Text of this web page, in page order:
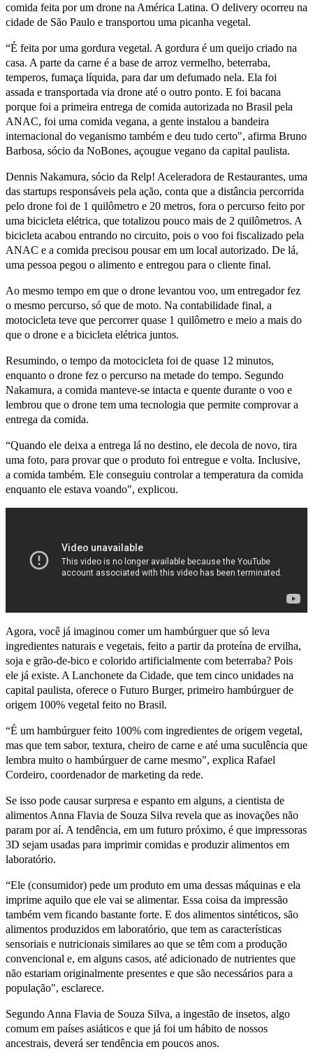
comida feita por um drone na América Latina. O delivery ocorreu na
cidade de São Paulo e transportou uma picanha vegetal.
“É feita por uma gordura vegetal. A gordura é um queijo criado na
casa. A parte da carne é a base de arroz vermelho, beterraba,
temperos, fumaça líquida, para dar um defumado nela. Ela foi
assada e transportada via drone até o outro ponto. E foi bacana
porque foi a primeira entrega de comida autorizada no Brasil pela
ANAC, foi uma comida vegana, a gente instalou a bandeira
internacional do veganismo também e deu tudo certo", afirma Bruno
Barbosa, sócio da NoBones, açougue vegano da capital paulista.
Dennis Nakamura, sócio da Relp! Aceleradora de Restaurantes, uma
das startups responsáveis pela ação, conta que a distância percorrida
pelo drone foi de 1 quilômetro e 20 metros, fora o percurso feito por
uma bicicleta elétrica, que totalizou pouco mais de 2 quilômetros. A
bicicleta acabou entrando no circuito, pois o voo foi fiscalizado pela
ANAC e a comida precisou pousar em um local autorizado. De lá,
uma pessoa pegou o alimento e entregou para o cliente final.
Ao mesmo tempo em que o drone levantou voo, um entregador fez
o mesmo percurso, só que de moto. Na contabilidade final, a
motocicleta teve que percorrer quase 1 quilômetro e meio a mais do
que o drone e a bicicleta elétrica juntos.
Resumindo, o tempo da motocicleta foi de quase 12 minutos,
enquanto o drone fez o percurso na metade do tempo. Segundo
Nakamura, a comida manteve-se intacta e quente durante o voo e
lembrou que o drone tem uma tecnologia que permite comprovar a
entrega da comida.
“Quando ele deixa a entrega lá no destino, ele decola de novo, tira
uma foto, para provar que o produto foi entregue e volta. Inclusive,
a comida também. Ele conseguiu controlar a temperatura da comida
enquanto ele estava voando", explicou.
Agora, você já imaginou comer um hambúrguer que só leva
ingredientes naturais e vegetais, feito a partir da proteína de ervilha,
soja e grão-de-bico e colorido artificialmente com beterraba? Pois
ele já existe. A Lanchonete da Cidade, que tem cinco unidades na
capital paulista, oferece o Futuro Burger, primeiro hambúrguer de
origem 100% vegetal feito no Brasil.
“É um hambúrguer feito 100% com ingredientes de origem vegetal,
mas que tem sabor, textura, cheiro de carne e até uma suculência que
lembra muito o hambúrguer de carne mesmo", explica Rafael
Cordeiro, coordenador de marketing da rede.
Se isso pode causar surpresa e espanto em alguns, a cientista de
alimentos Anna Flavia de Souza Silva revela que as inovações não
param por aí. A tendência, em um futuro próximo, é que impressoras
3D sejam usadas para imprimir comidas e produzir alimentos em
laboratório.
“Ele (consumidor) pede um produto em uma dessas máquinas e ela
imprime aquilo que ele vai se alimentar. Essa coisa da impressão
também vem ficando bastante forte. E dos alimentos sintéticos, são
alimentos produzidos em laboratório, que tem as características
sensoriais e nutricionais similares ao que se têm com a produção
convencional e, em alguns casos, até adicionado de nutrientes que
não estariam originalmente presentes e que são necessários para a
população", esclarece.
Segundo Anna Flavia de Souza Silva, a ingestão de insetos, algo
comum em países asiáticos e que já foi um hábito de nossos
ancestrais, deverá ser tendência em poucos anos.